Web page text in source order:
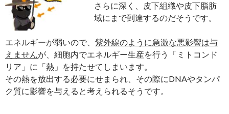
さらに深く、皮下組織や皮下脂肪
域にまで到達するのだそうです。
エネルギーが弱いので、 紫外線のように急激な悪影響は与
えませんが、細胞内でエネルギー生産を行う「ミトコンド
リア」に「熱」を持たせてしまいます。
その熱を放出する必要にせまられ、その際にDNAやタンパ
ク質に影響を与えると考えられるそうです。